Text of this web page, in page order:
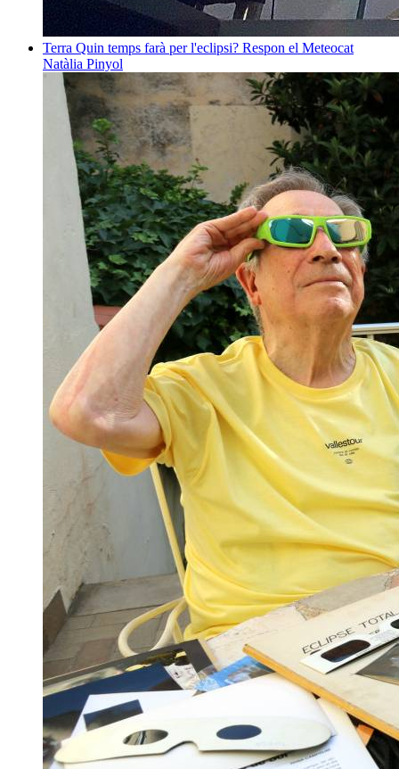
Terra Quin temps farà per l'eclipsi? Respon el Meteocat
Natàlia Pinyol